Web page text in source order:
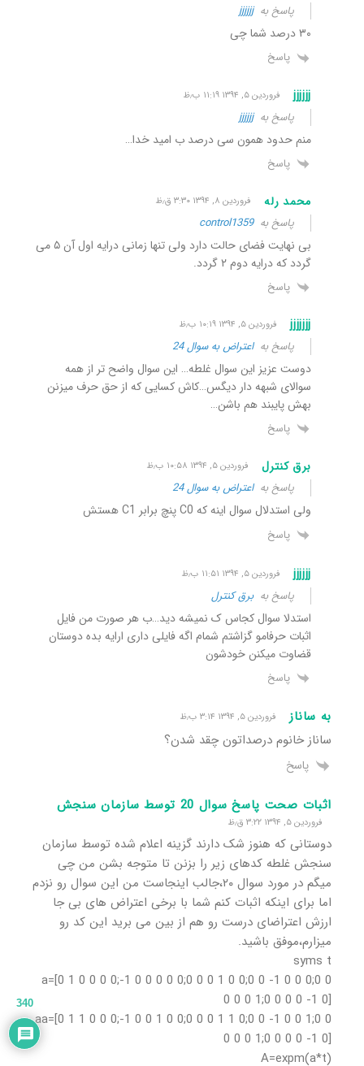
پاسخ بهjjjjjj
۳۰ درصد شما چی
پاسخ
jjjjjj فروردین ۵, ۱۳۹۴ ۱۱:۱۹ ب٫ظ
پاسخ بهjjjjjj
منم حدود همون سی درصد ب امید خدا…
پاسخ
محمد رله فروردین ۸, ۱۳۹۴ ۳:۳۰ ق٫ظ
پاسخ بهcontrol1359
بی نهایت فضای حالت دارد ولی تنها زمانی درایه اول آن ۵ می
گردد که درایه دوم ۲ گردد.
پاسخ
jjjjjjj فروردین ۵, ۱۳۹۴ ۱۰:۱۹ ب٫ظ
پاسخ بهاعتراض به سوال 24
دوست عزیز این سوال غلطه… این سوال واضح تر از همه
سوالای شبهه دار دیگس…کاش کسایی که از حق حرف میزنن
بهش پایبند هم باشن…
پاسخ
برق کنترل فروردین ۵, ۱۳۹۴ ۱۰:۵۸ ب٫ظ
پاسخ بهاعتراض به سوال 24
ولی استدلال سوال اینه که C0 پنچ برابر C1 هستش
پاسخ
jjjjjj فروردین ۵, ۱۳۹۴ ۱۱:۵۱ ب٫ظ
پاسخ بهبرق کنترل
استدلا سوال کجاس ک نمیشه دید…ب هر صورت من فایل
اثبات حرفامو گزاشتم شمام اگه فایلی داری ارایه بده دوستان
قضاوت میکنن خودشون
پاسخ
به ساناز فروردین ۵, ۱۳۹۴ ۳:۱۴ ب٫ظ
ساناز خانوم درصداتون چقد شدن؟
پاسخ
اثبات صحت پاسخ سوال 20 توسط سازمان سنجش
فروردین ۵, ۱۳۹۴ ۳:۲۲ ق٫ظ
دوستانی که هنوز شک دارند گزینه اعلام شده توسط سازمان
سنجش غلطه کدهای زیر را بزنن تا متوجه بشن من چی
میگم در مورد سوال ۲۰،جالب اینجاست من این سوال رو نزدم
اما برای اینکه اثبات کنم شما با برخی اعتراض های بی جا
ارزش اعتراضای درست رو هم از بین می برید این کد رو
میزارم،موفق باشید.
syms t
a=[0 1 0 0 0 0;-1 0 0 0 0 0;0 0 0 1 0 0;0 0 -1 0 0 0;0 0
0 0 0 1;0 0 0 0 -1 0]
aa=[0 1 1 0 0 0;-1 0 0 1 0 0;0 0 0 1 1 0;0 0 -1 0 0 1;0 0
0 0 0 1;0 0 0 0 -1 0]
A=expm(a*t)
340